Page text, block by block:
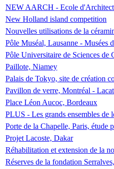
NEW AARCH - Ecole
New Holland island competition
Nouvelles utilisations de la
Pôle Muséal, Lausanne - Musées
Pôle Universitaire de Sciences de
Paillote, Niamey
Palais de Tokyo, site de création
Pavillon de verre, Montréal -
Place Léon Aucoc, Bordeaux
PLUS - Les grands ensembles
Porte de la Chapelle, Paris, étude
Projet Lacoste, Dakar
Réhabilitation et extension de la
Réserves de la fondation